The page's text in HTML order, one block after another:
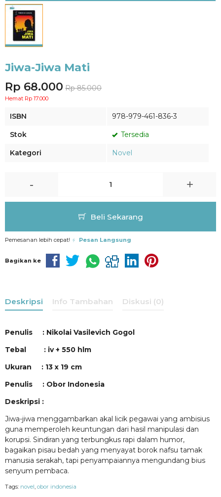
Jiwa-Jiwa Mati
Rp 68.000 Rp 85.000
Hemat Rp 17.000
ISBN 978-979-461-836-3
Stok Tersedia
Kategori Novel
- +
Beli Sekarang
Pemesanan lebih cepat! Pesan Langsung
Bagikan ke
Deskripsi Info Tambahan Diskusi (0)
Penulis : Nikolai Vasilevich Gogol
Tebal : iv + 550 hlm
Ukuran : 13 x 19 cm
Penulis : Obor Indonesia
Deskripsi :
Jiwa-jiwa menggambarkan akal licik pegawai yang ambisius
guna memperoleh keuntungan dari hasil manipulasi dan
korupsi. Sindiran yang terbungkus rapi dalam humor,
bagaikan pisau bedah yang menyayat borok nafsu tamak
manusia serakah, tapi penyampaiannya mengundang bius
senyum pembaca.
Tags: novel obor indonesia